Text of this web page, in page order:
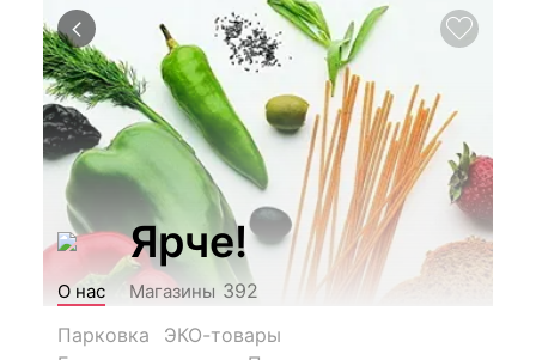
Ярче!
О нас Магазины 392
Парковка
ЭКО-товары